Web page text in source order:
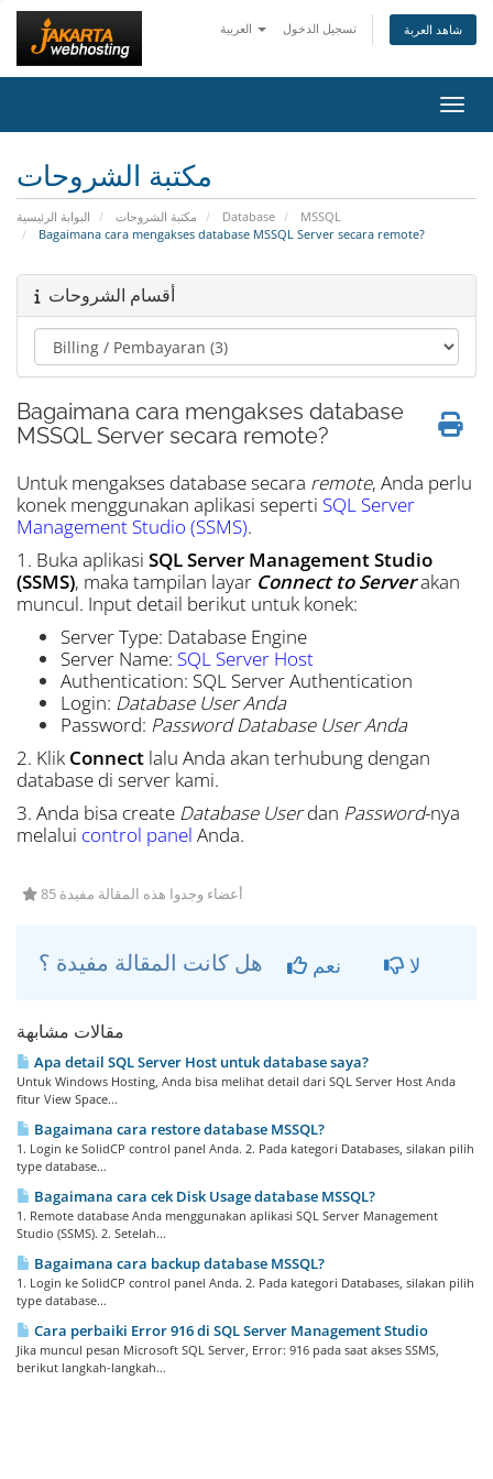
تسجيل الدخول شاهد العربة
مكتبة الشروحات
البوابة الرئيسية مكتبة الشروحات Database
MSSQL
Bagaimana cara mengakses database MSSQL Server secara remote?
أقسام الشروحات
Bagaimana cara mengakses database
MSSQL Server secara remote?
Untuk mengakses database secara remote, Anda perlu
konek menggunakan aplikasi seperti SQL Server
Management Studio (SSMS).
1. Buka aplikasi SQL Server Management Studio
(SSMS), maka tampilan layar Connect to Serverakan
muncul. Input detail berikut untuk konek:
Server Type: Database Engine
Server Name: SQL Server Host
Authentication: SQL Server Authentication
Login: Database User Anda
Password: Password Database User Anda
2. Klik Connect lalu Anda akan terhubung dengan
database di server kami.
3. Anda bisa create Database Userdan Password-nya
melalui control panel Anda.
85 أعضاء وجدوا هذه المقالة مفيدة
نعم لا
مقالات مشابهة
Apa detail SQL Server Host untuk database saya?
Untuk Windows Hosting, Anda bisa melihat detail dari SQL Server Host Anda
fitur View Space...
Bagaimana cara restore database MSSQL?
1. Login ke SolidCP control panel Anda. 2. Pada kategori Databases, silakan pilih
type database...
Bagaimana cara cek Disk Usage database MSSQL?
1. Remote database Anda menggunakan aplikasi SQL Server Management
Studio (SSMS). 2. Setelah...
Bagaimana cara backup database MSSQL?
1. Login ke SolidCP control panel Anda. 2. Pada kategori Databases, silakan pilih
type database...
Cara perbaiki Error 916 di SQL Server Management Studio
Jika muncul pesan Microsoft SQL Server, Error: 916 pada saat akses SSMS,
berikut langkah-langkah...